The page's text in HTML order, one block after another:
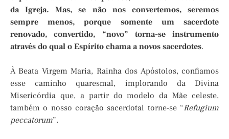
da Igreja. Mas, se não nos convertemos, seremos
sempre menos, porque somente um sacerdote
renovado, convertido, “novo” torna-se instrumento
através do qual o Espírito chama a novos sacerdotes.
À Beata Virgem Maria, Rainha dos Apóstolos, confiamos
esse caminho quaresmal, implorando da Divina
Misericórdia que, a partir do modelo da Mãe celeste,
também o nosso coração sacerdotal torne-se “Refugium
peccatorum”.